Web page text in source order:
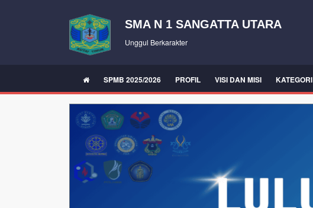
SMA N 1 SANGATTA UTARA
Unggul Berkarakter
SPMB 2025/2026 PROFIL VISI DAN MISI KATEGORI